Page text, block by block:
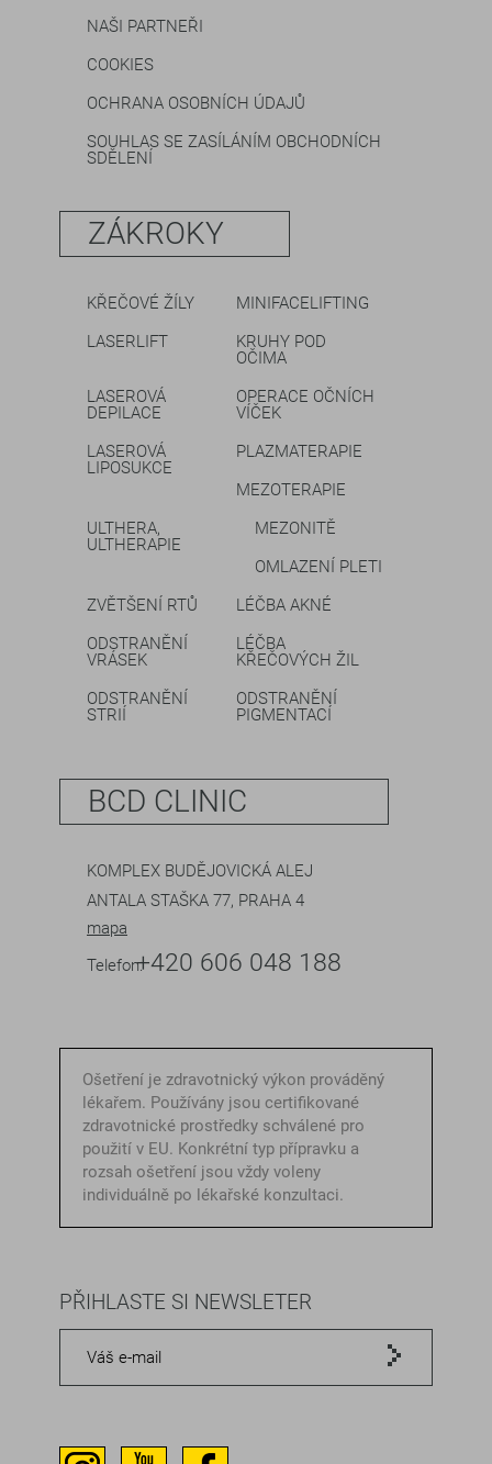
NAŠI PARTNEŘI
COOKIES
OCHRANA OSOBNÍCH ÚDAJŮ
SOUHLAS SE ZASÍLÁNÍM OBCHODNÍCH
SDĚLENÍ
ZÁKROKY
KŘEČOVÉ ŽÍLY
MINIFACELIFTING
LASERLIFT
KRUHY POD
OČIMA
LASEROVÁ
DEPILACE
OPERACE OČNÍCH
VÍČEK
LASEROVÁ
LIPOSUKCE
PLAZMATERAPIE
MEZOTERAPIE
ULTHERA,
ULTHERAPIE
MEZONITĚ
OMLAZENÍ PLETI
ZVĚTŠENÍ RTŮ
LÉČBA AKNÉ
ODSTRANĚNÍ
VRÁSEK
LÉČBA
KŘEČOVÝCH ŽIL
ODSTRANĚNÍ
STRIÍ
ODSTRANĚNÍ
PIGMENTACÍ
BCD CLINIC
KOMPLEX BUDĚJOVICKÁ ALEJ
ANTALA STAŠKA 77, PRAHA 4
mapa
Telefon:+420 606 048 188
Ošetření je zdravotnický výkon prováděný
lékařem. Používány jsou certifikované
zdravotnické prostředky schválené pro
použití v EU. Konkrétní typ přípravku a
rozsah ošetření jsou vždy voleny
individuálně po lékařské konzultaci.
PŘIHLASTE SI NEWSLETER